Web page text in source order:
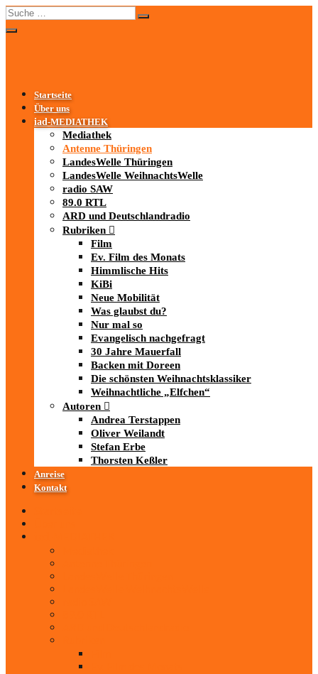
Startseite
Über uns
iad-MEDIATHEK
Mediathek
Antenne Thüringen
LandesWelle Thüringen
LandesWelle WeihnachtsWelle
radio SAW
89.0 RTL
ARD und Deutschlandradio
Rubriken
Film
Ev. Film des Monats
Himmlische Hits
KiBi
Neue Mobilität
Was glaubst du?
Nur mal so
Evangelisch nachgefragt
30 Jahre Mauerfall
Backen mit Doreen
Die schönsten Weihnachtsklassiker
Weihnachtliche „Elfchen“
Autoren
Andrea Terstappen
Oliver Weilandt
Stefan Erbe
Thorsten Keßler
Anreise
Kontakt